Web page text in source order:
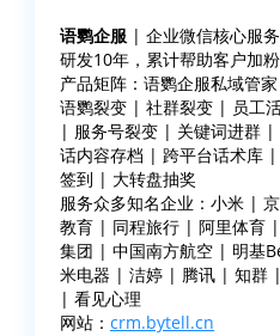
语鹦企服 | 企业微信核心服
研发10年，累计帮助客户加
产品矩阵：语鹦企服私域管
语鹦裂变 | 社群裂变 | 员工
| 服务号裂变 | 关键词进群
话内容存档 | 跨平台话术库
签到 | 大转盘抽奖
服务众多知名企业：小米 |
教育 | 同程旅行 | 阿里体育
集团 | 中国南方航空 | 明基
米电器 | 洁婷 | 腾讯 | 知群
| 看见心理
网站： crm.bytell.cn